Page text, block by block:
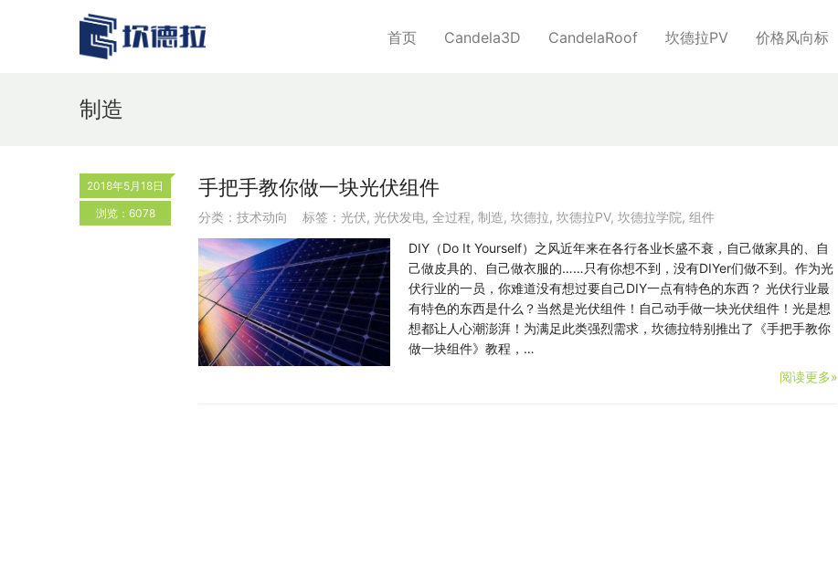
首页 Candela3D CandelaRoof 坎德拉PV 价格风向标
制造
2018年5月18日
浏览：6078
手把手教你做一块光伏组件
分类： 技术动向 标签： 光伏, 光伏发电, 全过程, 制造, 坎德拉, 坎德拉PV, 坎德拉学院, 组件
DIY（Do It Yourself）之风近年来在各行各业长盛不衰，自己做家具的、自
己做皮具的、自己做衣服的……只有你想不到，没有DIYer们做不到。作为光
伏行业的一员，你难道没有想过要自己DIY一点有特色的东西？ 光伏行业最
有特色的东西是什么？当然是光伏组件！自己动手做一块光伏组件！光是想
想都让人心潮澎湃！为满足此类强烈需求，坎德拉特别推出了《手把手教你
做一块组件》教程，…
阅读更多»